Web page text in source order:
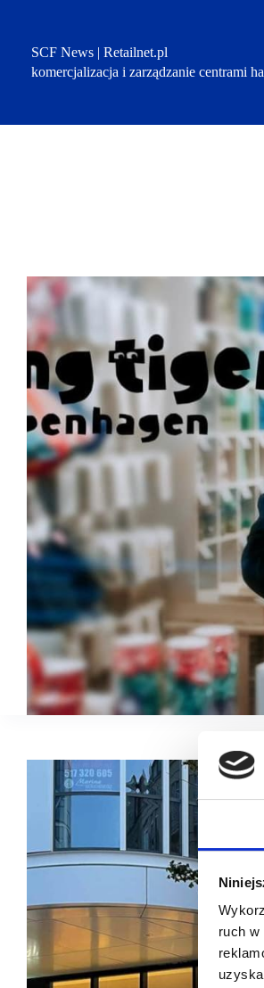
ruch
SCF News | Retailnet.pl
komercjalizacja i zarządzanie centrami